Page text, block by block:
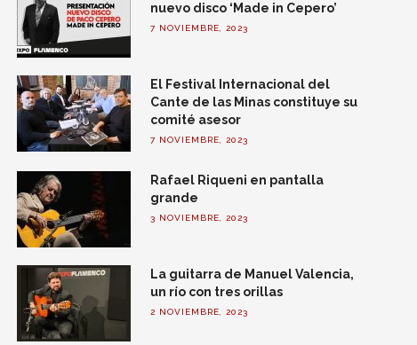
nuevo disco ‘Made in Cepero’
7 NOVIEMBRE, 2023
El Festival Internacional del
Cante de las Minas constituye su
comité asesor
7 NOVIEMBRE, 2023
Rafael Riqueni en pantalla
grande
3 NOVIEMBRE, 2023
La guitarra de Manuel Valencia,
un río con tres orillas
2 NOVIEMBRE, 2023